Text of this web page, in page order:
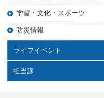
学習・文化・スポーツ
防災情報
ライフイベント
担当課